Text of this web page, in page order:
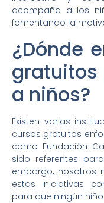
acompaña a los
fomentando la
¿Dónde
gratuitos
a niños?
Existen varias
cursos gratuitos
como Fundación
sido referentes
embargo, nosotros
estas iniciativas
para que ningún